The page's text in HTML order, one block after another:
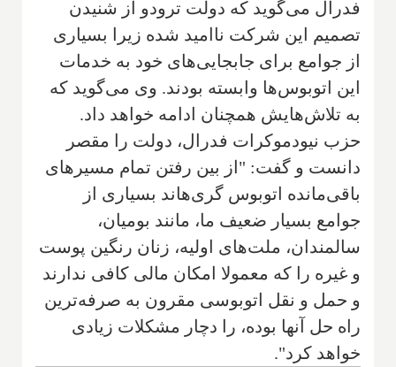
فدرال می‌گوید که دولت ترودو از شنیدن
تصمیم این شرکت ناامید شده زیرا بسیاری
از جوامع برای جابجایی‌های خود به خدمات
این اتوبوس‌ها وابسته بودند. وی می‌گوید که
به تلاش‌هایش همچنان ادامه خواهد داد.
حزب نیودموکرات فدرال، دولت را مقصر
دانست و گفت: "از بین رفتن تمام مسیرهای
باقی‌مانده اتوبوس گری‌هاند بسیاری از
جوامع بسیار ضعیف ما، مانند بومیان،
سالمندان، ملت‌های اولیه، زنان رنگین پوست
و غیره را که معمولا امکان مالی کافی ندارند
و حمل و نقل اتوبوسی مقرون به صرفه‌ترین
راه حل آنها بوده، را دچار مشکلات زیادی
خواهد کرد".